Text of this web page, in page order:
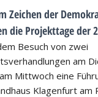
Zeichen der
die Projekttage der
Besuch von zwei
am
Mittwoch eine
Klagenfurt am